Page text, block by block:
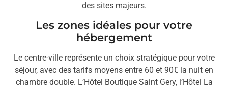
des sites majeurs.
Les zones idéales pour votre
hébergement
Le centre-ville représente un choix stratégique pour votre
séjour, avec des tarifs moyens entre 60 et 90€ la nuit en
chambre double. L’Hôtel Boutique Saint Gery, l’Hôtel La